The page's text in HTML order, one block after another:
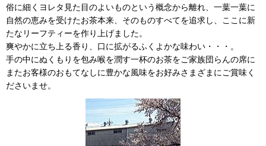
俗に細くヨレタ見た目のよいものという概念から離れ、一葉一葉に
自然の恵みを受けたお茶本来、そのものすべてを追求し、ここに新
たなリーフティーを作り上げました。
爽やかに立ち上る香り、口に拡がるふくよかな味わい・・・。
手の中にぬくもりを包み喉を潤す一杯のお茶をご家族団らんの席に
またお客様のおもてなしに豊かな風味をお好みさまざまにご賞味く
ださいませ。